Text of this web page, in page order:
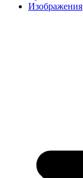
Изображения